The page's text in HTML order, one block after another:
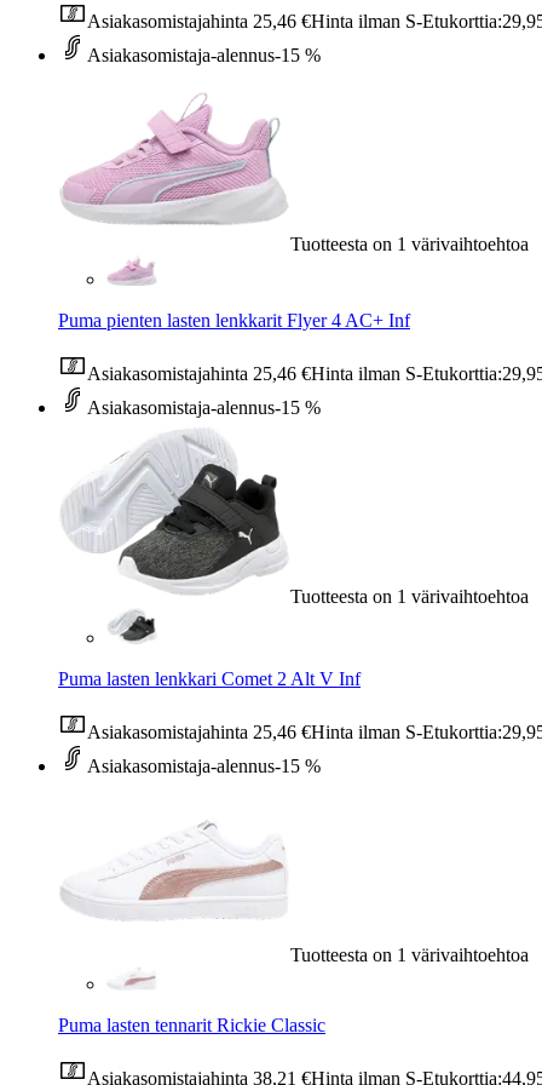
Asiakasomistajahinta 25,46 €Hinta ilman S-Etukorttia:
Asiakasomistaja-alennus-15 %
Tuotteesta on 1 värivaihtoehtoa
Puma pienten lasten lenkkarit Flyer 4 AC+ Inf
Asiakasomistajahinta 25,46 €Hinta ilman S-Etukorttia:
Asiakasomistaja-alennus-15 %
Tuotteesta on 1 värivaihtoehtoa
Puma lasten lenkkari Comet 2 Alt V Inf
Asiakasomistajahinta 25,46 €Hinta ilman S-Etukorttia:
Asiakasomistaja-alennus-15 %
Tuotteesta on 1 värivaihtoehtoa
Puma lasten tennarit Rickie Classic
Asiakasomistajahinta 38,21 €Hinta ilman S-Etukorttia: